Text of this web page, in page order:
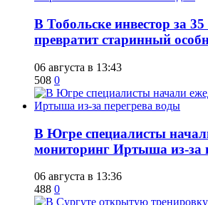
В Тобольске инвестор за
превратит старинный
06 августа в 13:43
508 0
В Югре специалисты
мониторинг Иртыша из-за
06 августа в 13:36
488 0